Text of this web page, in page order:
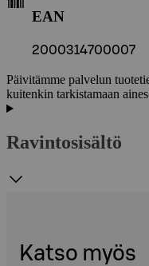
EAN
2000314700007
Päivitämme palvelun
kuitenkin tarkistamaan
Ravintosisältö
Katso myös